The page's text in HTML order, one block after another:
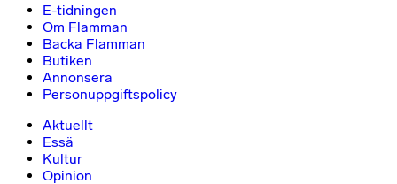
E-tidningen
Om Flamman
Backa Flamman
Butiken
Annonsera
Personuppgiftspolicy
Aktuellt
Essä
Kultur
Opinion